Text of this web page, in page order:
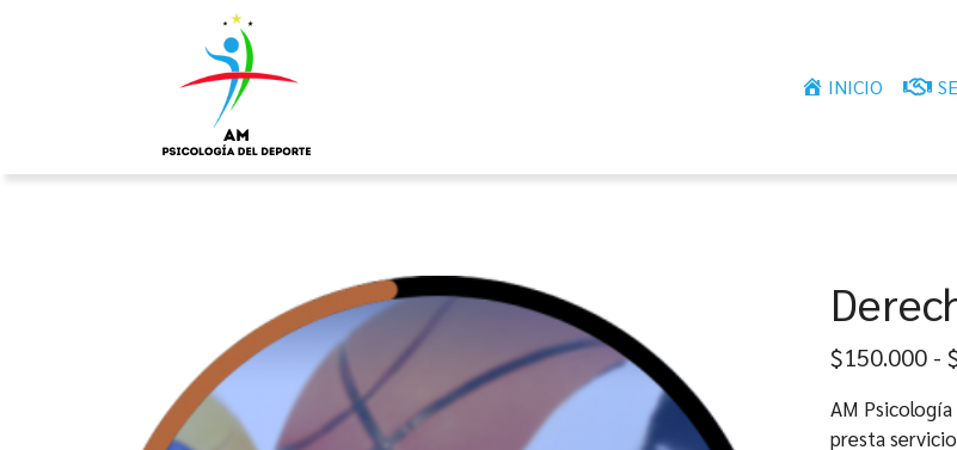
INICIO
$150.000 -
AM
presta